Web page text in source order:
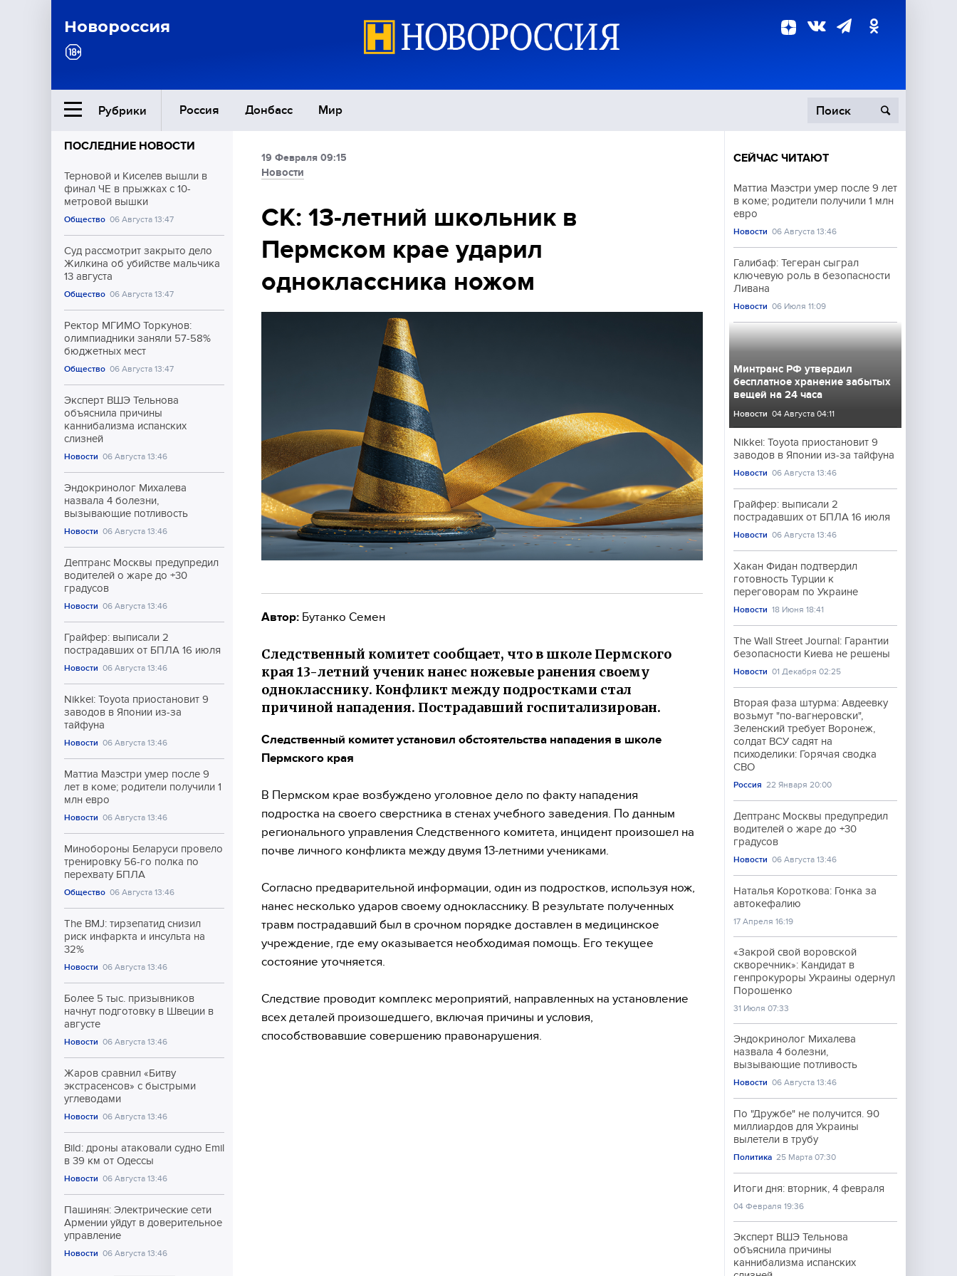
Новороссия
Рубрики Россия Донбасс Мир
Ближний Восток
Общество
Экономика
Происшествия
Культура
Спорт
ПОСЛЕДНИЕ НОВОСТИ
Терновой и Киселёв вышли в
финал ЧЕ в прыжках с 10-
метровой вышки
Общество 06 Августа 13:47
Суд рассмотрит закрыто дело
Жилкина об убийстве мальчика
13 августа
Общество 06 Августа 13:47
Ректор МГИМО Торкунов:
олимпиадники заняли 57-58%
бюджетных мест
Общество 06 Августа 13:47
Эксперт ВШЭ Тельнова
объяснила причины
каннибализма испанских
слизней
Новости 06 Августа 13:46
Эндокринолог Михалева
назвала 4 болезни,
вызывающие потливость
Новости 06 Августа 13:46
Дептранс Москвы предупредил
водителей о жаре до +30
градусов
Новости 06 Августа 13:46
Грайфер: выписали 2
пострадавших от БПЛА 16 июля
Новости 06 Августа 13:46
Nikkei: Toyota приостановит 9
заводов в Японии из-за
тайфуна
Новости 06 Августа 13:46
Маттиа Маэстри умер после 9
лет в коме; родители получили 1
млн евро
Новости 06 Августа 13:46
Минобороны Беларуси провело
тренировку 56-го полка по
перехвату БПЛА
Общество 06 Августа 13:46
The BMJ: тирзепатид снизил
риск инфаркта и инсульта на
32%
Новости 06 Августа 13:46
Более 5 тыс. призывников
начнут подготовку в Швеции в
августе
Новости 06 Августа 13:46
Жаров сравнил «Битву
экстрасенсов» с быстрыми
углеводами
Новости 06 Августа 13:46
Bild: дроны атаковали судно Emil
в 39 км от Одессы
Новости 06 Августа 13:46
Пашинян: Электрические сети
Армении уйдут в доверительное
управление
Новости 06 Августа 13:46
19 Февраля 09:15
Новости
СК: 13-летний школьник в
Пермском крае ударил
одноклассника ножом
Автор: Бутанко Семен
Следственный комитет сообщает, что в школе Пермского
края 13-летний ученик нанес ножевые ранения своему
однокласснику. Конфликт между подростками стал
причиной нападения. Пострадавший госпитализирован.
Следственный комитет установил обстоятельства нападения в школе
Пермского края
В Пермском крае возбуждено уголовное дело по факту нападения
подростка на своего сверстника в стенах учебного заведения. По данным
регионального управления Следственного комитета, инцидент произошел на
почве личного конфликта между двумя 13-летними учениками.
Согласно предварительной информации, один из подростков, используя нож,
нанес несколько ударов своему однокласснику. В результате полученных
травм пострадавший был в срочном порядке доставлен в медицинское
учреждение, где ему оказывается необходимая помощь. Его текущее
состояние уточняется.
Следствие проводит комплекс мероприятий, направленных на установление
всех деталей произошедшего, включая причины и условия,
способствовавшие совершению правонарушения.
СЕЙЧАС ЧИТАЮТ
Маттиа Маэстри умер после 9 лет
в коме; родители получили 1 млн
евро
Новости 06 Августа 13:46
Галибаф: Тегеран сыграл
ключевую роль в безопасности
Ливана
Новости 06 Июля 11:09
Минтранс РФ утвердил
бесплатное хранение забытых
вещей на 24 часа
Новости 04 Августа 04:11
Nikkei: Toyota приостановит 9
заводов в Японии из-за тайфуна
Новости 06 Августа 13:46
Грайфер: выписали 2
пострадавших от БПЛА 16 июля
Новости 06 Августа 13:46
Хакан Фидан подтвердил
готовность Турции к
переговорам по Украине
Новости 18 Июня 18:41
The Wall Street Journal: Гарантии
безопасности Киева не решены
Новости 01 Декабря 02:25
Вторая фаза штурма: Авдеевку
возьмут "по-вагнеровски",
Зеленский требует Воронеж,
солдат ВСУ садят на
психоделики: Горячая сводка
СВО
Россия 22 Января 20:00
Дептранс Москвы предупредил
водителей о жаре до +30
градусов
Новости 06 Августа 13:46
Наталья Короткова: Гонка за
автокефалию
17 Апреля 16:19
«Закрой свой воровской
скворечник»: Кандидат в
генпрокуроры Украины одернул
Порошенко
31 Июля 07:33
Эндокринолог Михалева
назвала 4 болезни,
вызывающие потливость
Новости 06 Августа 13:46
По "Дружбе" не получится. 90
миллиардов для Украины
вылетели в трубу
Политика 25 Марта 07:30
Итоги дня: вторник, 4 февраля
04 Февраля 19:36
Эксперт ВШЭ Тельнова
объяснила причины
каннибализма испанских